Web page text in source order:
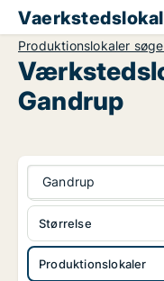
Produktionslokaler
Gandrup
Gandrup
Produktionslokaler
Størrelse